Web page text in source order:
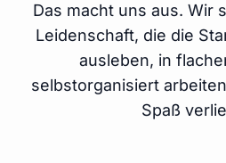
Das macht uns aus. Wir
Leidenschaft, die die
ausleben, in
selbstorganisiert
Spaß